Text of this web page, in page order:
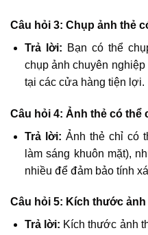
Câu hỏi 3: Chụp ảnh thẻ
Trả lời: Bạn có thể
chụp ảnh chuyên
tại các cửa hàng tiện lợi.
Câu hỏi 4: Ảnh thẻ có thể
Trả lời: Ảnh thẻ chỉ có
làm sáng khuôn mặt),
nhiều để đảm bảo tính
Câu hỏi 5: Kích thước
Trả lời: Kích thước ảnh